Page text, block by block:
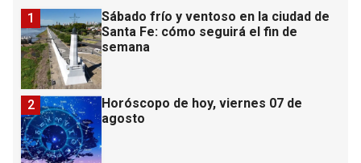
Sábado frío y ventoso en la ciudad de
Santa Fe: cómo seguirá el fin de
semana
1
Horóscopo de hoy, viernes 07 de
agosto
2